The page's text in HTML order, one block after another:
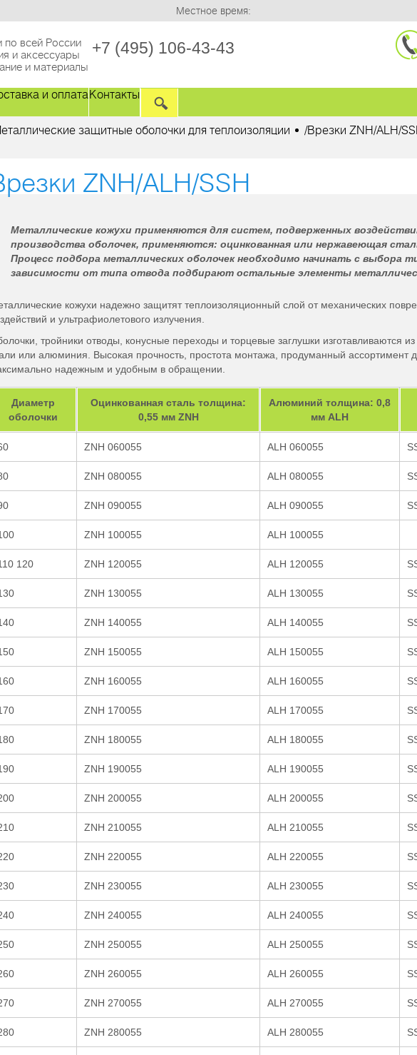
Местное время:
по всей России
и аксессуары
и материалы
+7 (495) 106-43-43
и оплатаКонтакты
защитные оболочки для теплоизоляции /Врезки ZNH/ALH/
ZNH/ALH/SSH
Металлические кожухи применяются для систем, подверженных
производства оболочек, применяются: оцинкованная или нержавеющая
Процесс подбора металлических оболочек необходимо начинать с выбора
зависимости от типа отвода подбирают остальные элементы
кожухи надежно защитят теплоизоляционный слой от механических
и ультрафиолетового излучения.
тройники отводы, конусные переходы и торцевые заглушки изготавливаются
или алюминия. Высокая прочность, простота монтажа, продуманный ассортимент
надежным и удобным в обращении.
Диаметр
оболочки
Оцинкованная сталь толщина:
0,55 мм ZNH
Алюминий толщина: 0,8
мм ALH
ZNH 060055 ALH 060055
ZNH 080055 ALH 080055
ZNH 090055 ALH 090055
ZNH 100055 ALH 100055
120 ZNH 120055 ALH 120055
ZNH 130055 ALH 130055
ZNH 140055 ALH 140055
ZNH 150055 ALH 150055
ZNH 160055 ALH 160055
ZNH 170055 ALH 170055
ZNH 180055 ALH 180055
ZNH 190055 ALH 190055
ZNH 200055 ALH 200055
ZNH 210055 ALH 210055
ZNH 220055 ALH 220055
ZNH 230055 ALH 230055
ZNH 240055 ALH 240055
ZNH 250055 ALH 250055
ZNH 260055 ALH 260055
ZNH 270055 ALH 270055
ZNH 280055 ALH 280055